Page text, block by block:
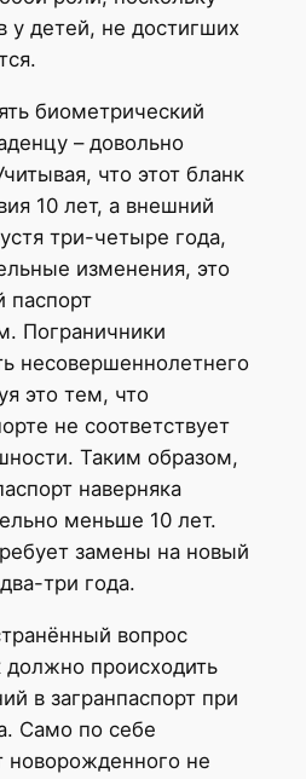
у детей, не достигших
биометрический
– довольно
что этот бланк
10 лет, а внешний
три-четыре года,
изменения, это
паспорт
Пограничники
несовершеннолетнего
это тем, что
не соответствует
Таким образом,
наверняка
меньше 10 лет.
замены на новый
три года.
вопрос
должно происходить
в загранпаспорт при
Само по себе
новорожденного не